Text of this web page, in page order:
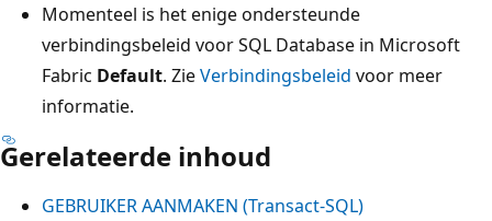
Momenteel is het enige ondersteunde
verbindingsbeleid voor SQL Database in Microsoft
Fabric Default. ZieVerbindingsbeleid voor meer
informatie.
Gerelateerde inhoud
GEBRUIKER AANMAKEN (Transact-SQL)